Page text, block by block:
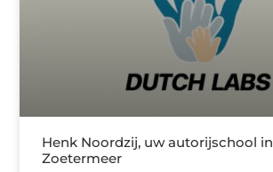
Henk Noordzij, uw autorijschool
Zoetermeer